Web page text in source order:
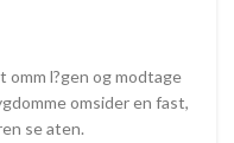
l?gen og modtage
omsider en fast,
se aten.